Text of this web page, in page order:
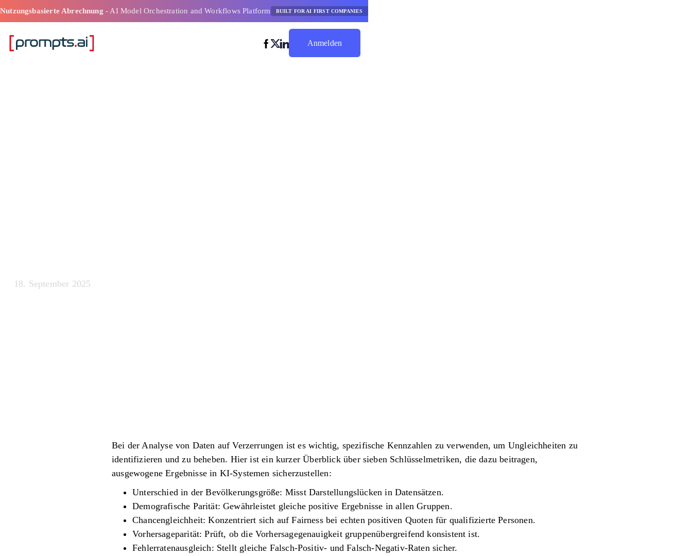
Nutzungsbasierte Abrechnung - AI Model Orchestration and Workflows Platform BUILT FOR AI FIRST COMPANIES
Anmelden
18. September 2025
Bei der Analyse von Daten auf Verzerrungen ist es wichtig, spezifische Kennzahlen zu verwenden, um Ungleichheiten zu
identifizieren und zu beheben. Hier ist ein kurzer Überblick über sieben Schlüsselmetriken, die dazu beitragen,
ausgewogene Ergebnisse in KI-Systemen sicherzustellen:
Unterschied in der Bevölkerungsgröße: Misst Darstellungslücken in Datensätzen.
Demografische Parität: Gewährleistet gleiche positive Ergebnisse in allen Gruppen.
Chancengleichheit: Konzentriert sich auf Fairness bei echten positiven Quoten für qualifizierte Personen.
Vorhersageparität: Prüft, ob die Vorhersagegenauigkeit gruppenübergreifend konsistent ist.
Fehlerratenausgleich: Stellt gleiche Falsch-Positiv- und Falsch-Negativ-Raten sicher.